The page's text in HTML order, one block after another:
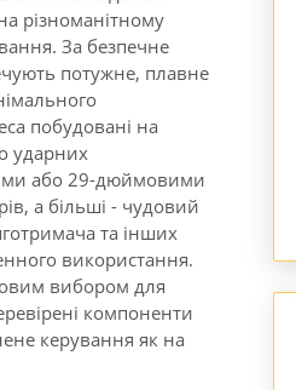
різноманітному
За безпечне
потужне, плавне
побудовані на
ударних
або 29-дюймовими
а більші - чудовий
та інших
використання.
вибором для
компоненти
керування як на
Велосипед 29" Orbea
Alma 29 H50 2018 Black